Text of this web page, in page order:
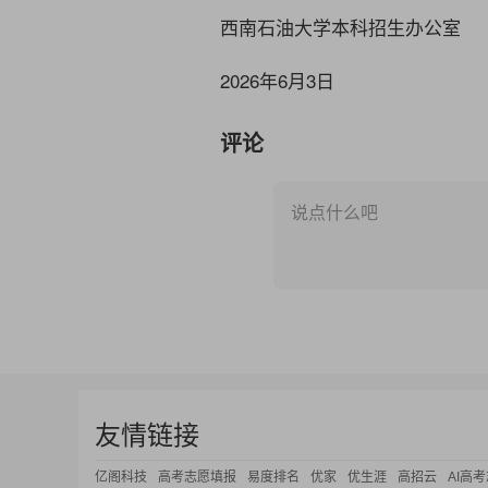
西南石油大学本科招生办公室
2026年6月3日
评论
说点什么吧
友情链接
亿阁科技 高考志愿填报 易度排名 优家 优生涯 高招云 AI高考